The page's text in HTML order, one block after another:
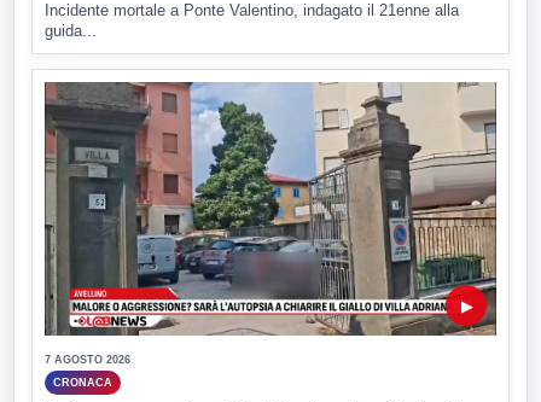
Incidente mortale a Ponte Valentino, indagato il 21enne alla
guida...
▶
7 AGOSTO 2026
CRONACA